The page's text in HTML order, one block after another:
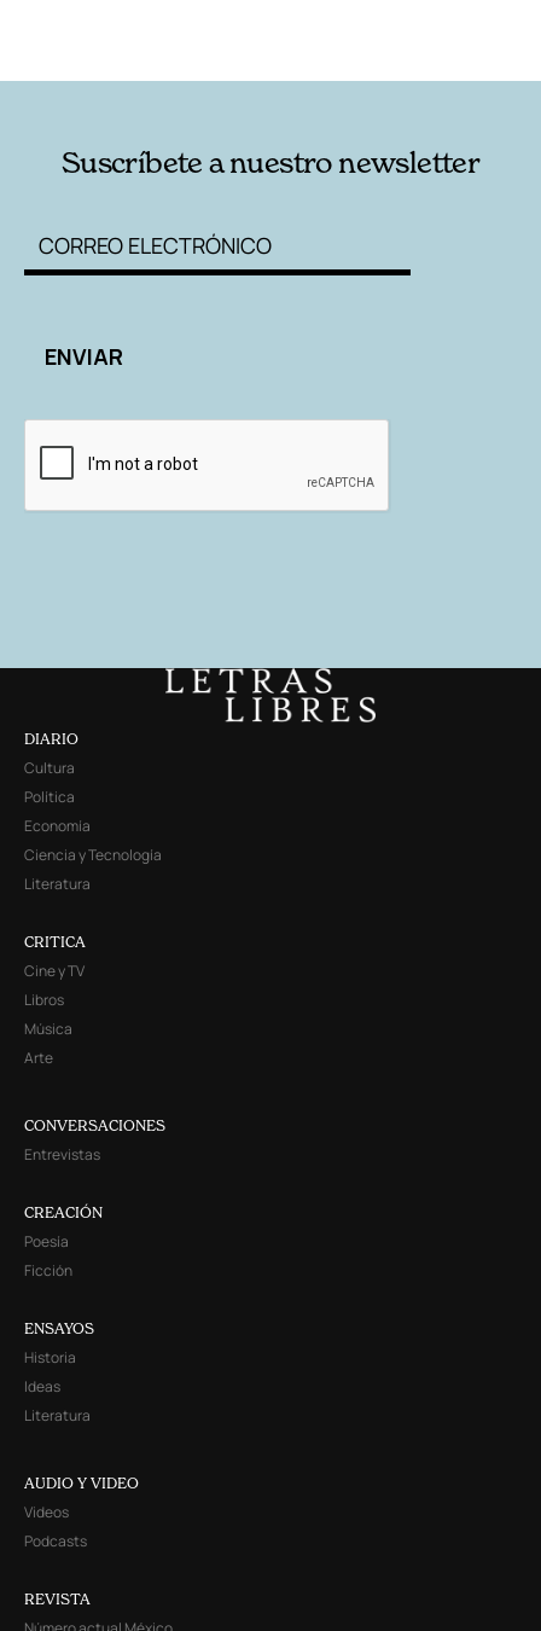
Suscríbete a nuestro newsletter
DIARIO
Cultura
Política
Economía
Ciencia y Tecnología
Literatura
CRITICA
Cine y TV
Libros
Música
Arte
CONVERSACIONES
Entrevistas
CREACIÓN
Poesía
Ficción
ENSAYOS
Historia
Ideas
Literatura
AUDIO Y VIDEO
Videos
Podcasts
REVISTA